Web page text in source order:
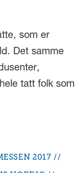
som er
Det samme
tatt folk som
2017